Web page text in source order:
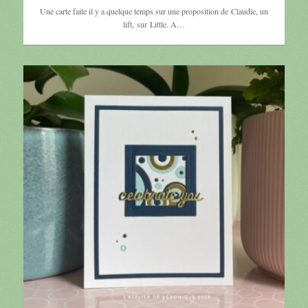
Une carte faite il y a quelque temps sur une proposition de Claudie, un
lift, sur Little. A…